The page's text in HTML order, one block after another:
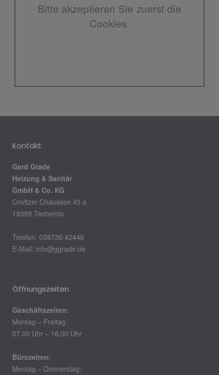
Bitte akzeptieren Sie zuerst die
Cookies.
Kontakt
Gerd Grade
Heizung & Sanitär
GmbH & Co. KG
Crivitzer Chaussee 45 a
19399 Techentin
Telefon: 038736 42446
E-Mail: info@ggrade.de
Öffnungszeiten
Geschäftszeiten:
Montag – Freitag:
07.00 Uhr – 16.00 Uhr
Bürozeiten:
Montag – Donnerstag: